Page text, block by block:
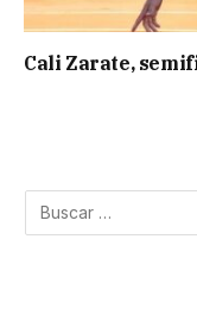
Cali Zarate,